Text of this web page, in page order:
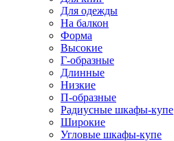
Для одежды
На балкон
Форма
Высокие
Г-образные
Длинные
Низкие
П-образные
Радиусные шкафы-купе
Широкие
Угловые шкафы-купе